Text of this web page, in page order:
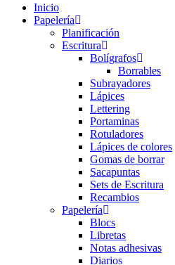
Inicio
Papelería
Planificación
Escritura
Bolígrafos
Borrables
Subrayadores
Lápices
Lettering
Portaminas
Rotuladores
Lápices de colores
Gomas de borrar
Sacapuntas
Sets de Escritura
Recambios
Papelería
Blocs
Libretas
Notas adhesivas
Diarios